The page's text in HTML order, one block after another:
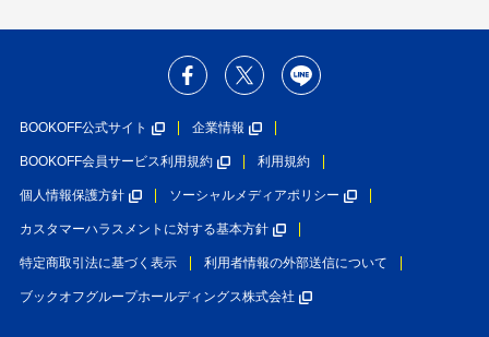
BOOKOFF公式サイト 企業情報
BOOKOFF会員サービス利用規約 利用規約
個人情報保護方針 ソーシャルメディアポリシー
カスタマーハラスメントに対する基本方針
特定商取引法に基づく表示 利用者情報の外部送信について
ブックオフグループホールディングス株式会社